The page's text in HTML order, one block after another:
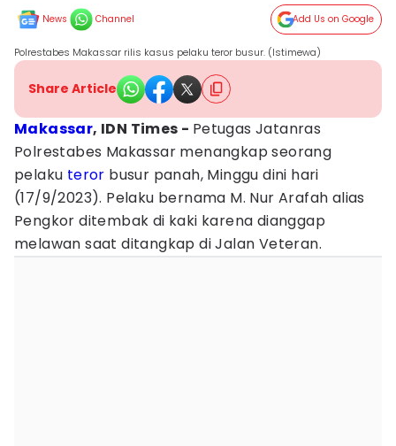
News Channel Add Us on Google
Polrestabes Makassar rilis kasus pelaku teror busur. (Istimewa)
Share Article
Makassar, IDN Times - Petugas Jatanras
Polrestabes Makassar menangkap seorang
pelaku teror busur panah, Minggu dini hari
(17/9/2023). Pelaku bernama M. Nur Arafah alias
Pengkor ditembak di kaki karena dianggap
melawan saat ditangkap di Jalan Veteran.